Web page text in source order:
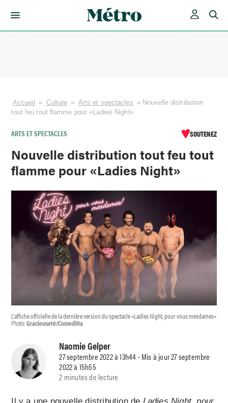
Accueil » Culture » Arts et spectacles » Nouvelle distribution
tout feu tout flamme pour «Ladies Night»
ARTS ET SPECTACLES SOUTENEZ
Nouvelle distribution tout feu tout
flamme pour «Ladies Night»
L'affiche officielle de la dernière version du spectacle «Ladies Night, pour vous mesdames»
Photo:Gracieuseté/ComediHa
Naomie Gelper
27 septembre 2022 à 13h44 - Mis à jour 27 septembre
2022 à 15h55
2 minutes de lecture